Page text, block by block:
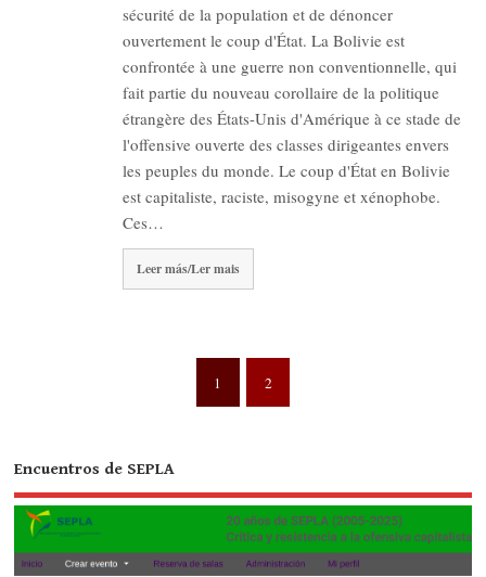
sécurité de la population et de dénoncer
ouvertement le coup d'État. La Bolivie est
confrontée à une guerre non conventionnelle, qui
fait partie du nouveau corollaire de la politique
étrangère des États-Unis d'Amérique à ce stade de
l'offensive ouverte des classes dirigeantes envers
les peuples du monde. Le coup d'État en Bolivie
est capitaliste, raciste, misogyne et xénophobe.
Ces…
Leer más/Ler mais
1 2
Encuentros de SEPLA